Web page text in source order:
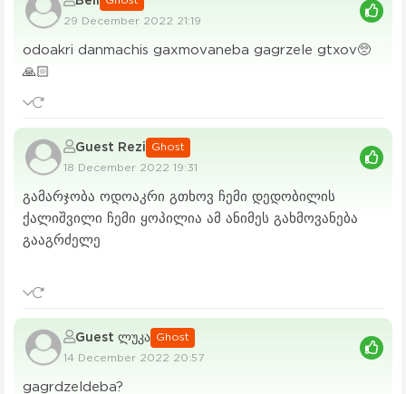
29 December 2022 21:19
odoakri danmachis gaxmovaneba gagrzele gtxov🥺
🙏🏻
Guest Rezi Ghost
18 December 2022 19:31
გამარჯობა ოდოაკრი გთხოვ ჩემი დედობილის
ქალიშვილი ჩემი ყოპილია ამ ანიმეს გახმოვანება
გააგრძელე
Guest ლუკა Ghost
14 December 2022 20:57
gagrdzeldeba?